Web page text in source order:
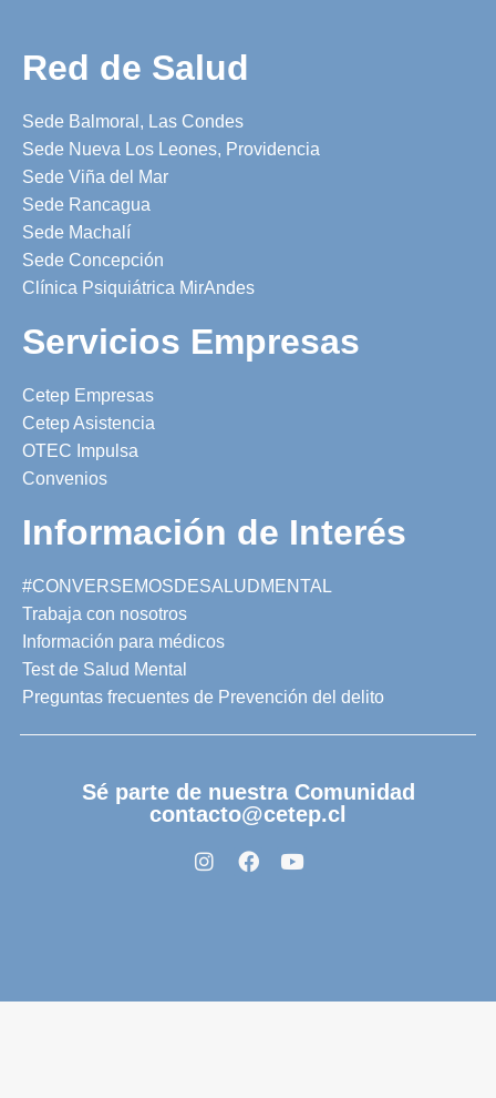
Red de Salud
Sede Balmoral, Las Condes
Sede Nueva Los Leones, Providencia
Sede Viña del Mar
Sede Rancagua
Sede Machalí
Sede Concepción
Clínica Psiquiátrica MirAndes
Servicios Empresas
Cetep Empresas
Cetep Asistencia
OTEC Impulsa
Convenios
Información de Interés
#CONVERSEMOSDESALUDMENTAL
Trabaja con nosotros
Información para médicos
Test de Salud Mental
Preguntas frecuentes de Prevención del delito
Sé parte de nuestra Comunidad
contacto@cetep.cl